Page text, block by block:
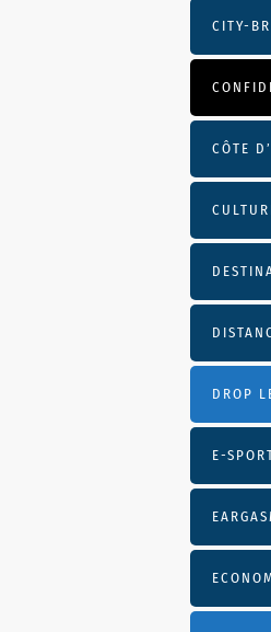
CITY-
CÔTE
DROP
E-